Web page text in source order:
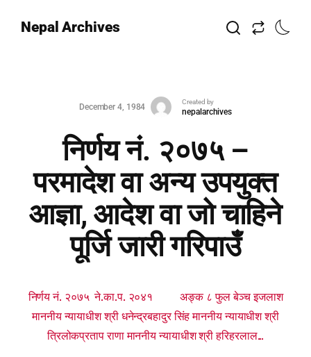
Nepal Archives
December 4, 1984
Created by
nepalarchives
निर्णय नं. २०७५ –
परमादेश वा अन्य उपयुक्त
आज्ञा, आदेश वा जो चाहिने
पूर्जि जारी गरिपाउँ
निर्णय नं. २०७५ ने.का.प. २०४१ अङ्क ८ फुल बेञ्च इजलाश
माननीय न्यायाधीश श्री धनेन्द्रबहादुर सिंह माननीय न्यायाधीश श्री
त्रिलोकप्रताप राणा माननीय न्यायाधीश श्री हरिहरलाल...